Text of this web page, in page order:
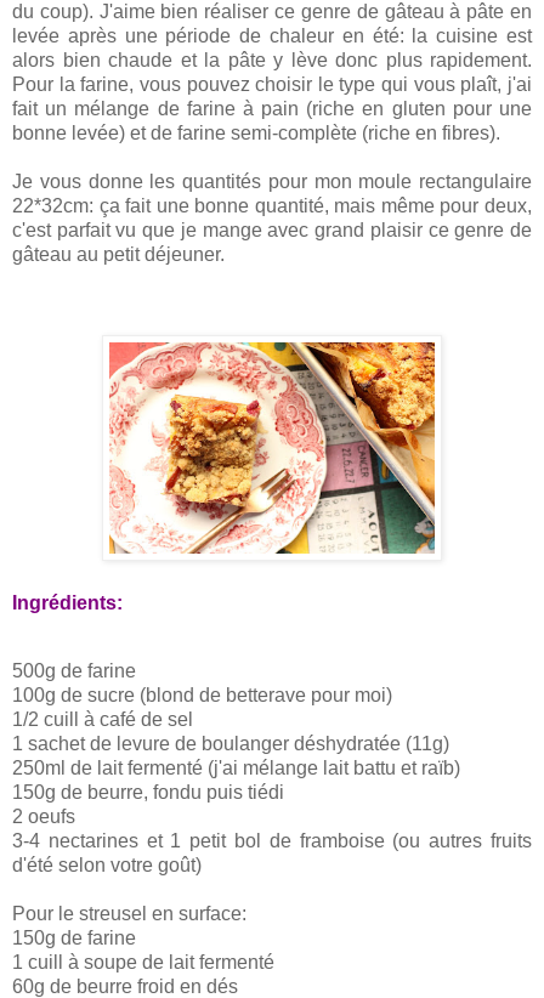
du coup). J'aime bien réaliser ce genre de gâteau à pâte en
levée après une période de chaleur en été: la cuisine est
alors bien chaude et la pâte y lève donc plus rapidement.
Pour la farine, vous pouvez choisir le type qui vous plaît, j'ai
fait un mélange de farine à pain (riche en gluten pour une
bonne levée) et de farine semi-complète (riche en fibres).
Je vous donne les quantités pour mon moule rectangulaire
22*32cm: ça fait une bonne quantité, mais même pour deux,
c'est parfait vu que je mange avec grand plaisir ce genre de
gâteau au petit déjeuner.
Ingrédients:
500g de farine
100g de sucre (blond de betterave pour moi)
1/2 cuill à café de sel
1 sachet de levure de boulanger déshydratée (11g)
250ml de lait fermenté (j'ai mélange lait battu et raïb)
150g de beurre, fondu puis tiédi
2 oeufs
3-4 nectarines et 1 petit bol de framboise (ou autres fruits
d'été selon votre goût)
Pour le streusel en surface:
150g de farine
1 cuill à soupe de lait fermenté
60g de beurre froid en dés